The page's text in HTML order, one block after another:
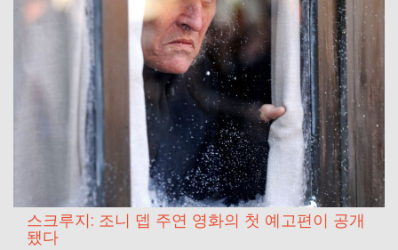
스크루지: 조니 뎁 주연 영화의 첫 예고편이 공개
됐다